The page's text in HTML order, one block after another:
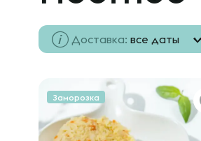
Доставка: все даты
Заморозка